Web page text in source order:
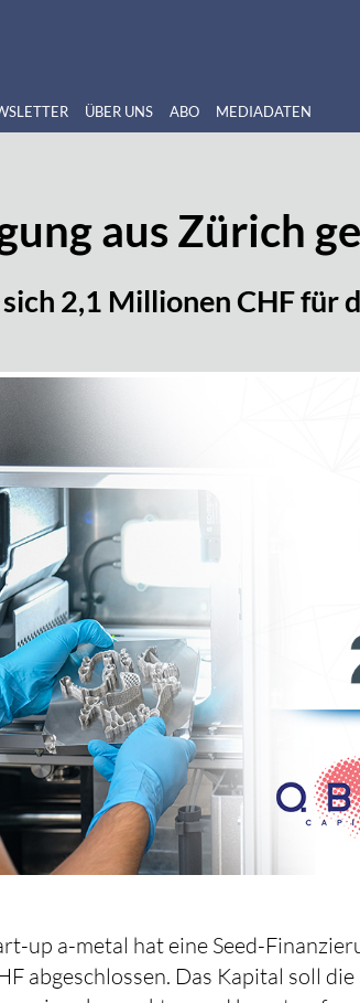
ÜBER UNS ABO MEDIADATEN
aus Zürich
2,1 Millionen CHF
up a-metal hat eine Seed-
abgeschlossen. Das Kapital soll die